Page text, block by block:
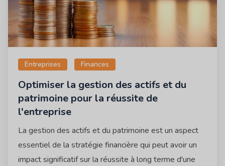
Entreprises Finances
Optimiser la gestion des actifs et du
patrimoine pour la réussite de
l'entreprise
La gestion des actifs et du patrimoine est un aspect
essentiel de la stratégie financière qui peut avoir un
impact significatif sur la réussite à long terme d'une